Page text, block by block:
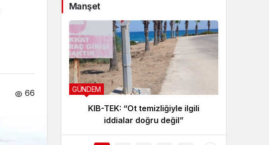
66
Manşet
GÜNDEM
KIB-TEK: “Ot temizliğiyle ilgili
iddialar doğru değil”